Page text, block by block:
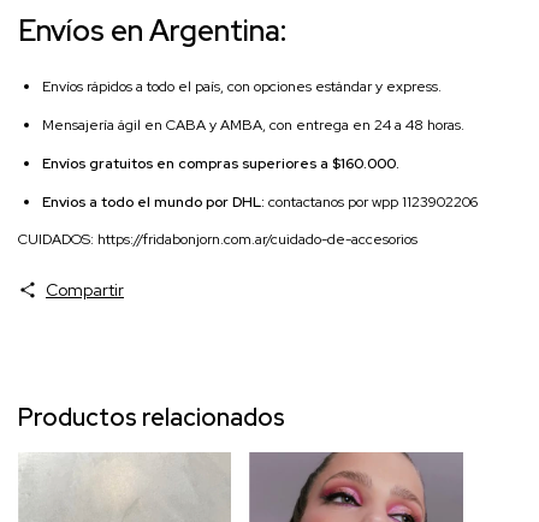
Envíos en Argentina:
Envíos rápidos a todo el país, con opciones estándar y express.
Mensajería ágil en CABA y AMBA, con entrega en 24 a 48 horas.
Envíos gratuitos en compras superiores a $160.000.
Envios a todo el mundo por DHL: contactanos por wpp 1123902206
CUIDADOS: https://fridabonjorn.com.ar/cuidado-de-accesorios
Compartir
Productos relacionados